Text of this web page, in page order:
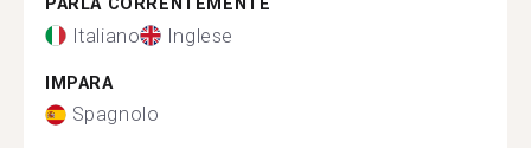
PARLA CORRENTEMENTE
Italiano Inglese
IMPARA
Spagnolo